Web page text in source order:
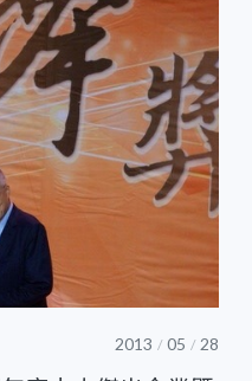
2013 / 05 / 28